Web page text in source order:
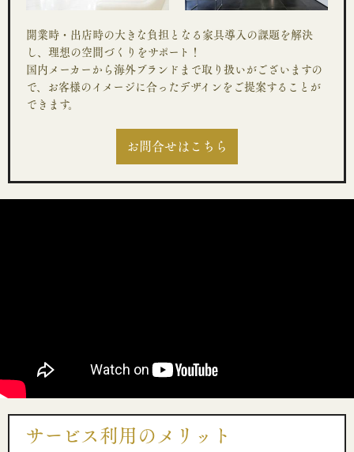
開業時・出店時の大きな負担となる家具導入の課題を解決
し、理想の空間づくりをサポート！
国内メーカーから海外ブランドまで取り扱いがございますの
で、お客様のイメージに合ったデザインをご提案することが
できます。
お問合せはこちら
サービス利用のメリット